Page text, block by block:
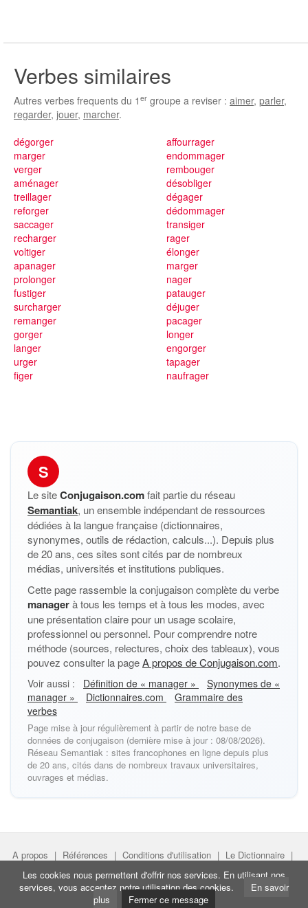
Verbes similaires
Autres verbes frequents du 1 er groupe a reviser : aimer, parler,
regarder, jouer, marcher.
dégorger
marger
verger
aménager
treillager
reforger
saccager
recharger
voltiger
affourrager
endommager
rembouger
désobliger
dégager
dédommager
transiger
rager
élonger
apanager
prolonger
fustiger
surcharger
remanger
gorger
langer
urger
figer
marger
nager
patauger
déjuger
pacager
longer
engorger
tapager
naufrager
S
Le siteConjugaison.comfait partie du réseau
Semantiak, un ensemble indépendant de ressources
dédiées à la langue française (dictionnaires,
synonymes, outils de rédaction, calculs...). Depuis plus
de 20 ans, ces sites sont cités par de nombreux
médias, universités et institutions publiques.
Cette page rassemble la conjugaison complète du verbe
managerà tous les temps et à tous les modes, avec
une présentation claire pour un usage scolaire,
professionnel ou personnel. Pour comprendre notre
méthode (sources, relectures, choix des tableaux), vous
pouvez consulter la pageA propos de Conjugaison.com.
Voir aussi : Définition de « manager »
Synonymes de «
manager »
Dictionnaires.com
Grammaire des
verbes
Page mise à jour régulièrement à partir de notre base de
données de conjugaison (dernière mise à jour : 08/08/2026).
Réseau Semantiak : sites francophones en ligne depuis plus
de 20 ans, cités dans de nombreux travaux universitaires,
ouvrages et médias.
A propos | Références | Conditions d'utilisation | Le Dictionnaire |
Faire un lien | Liens utiles
Directeur de projet :Nicolas Belotti- Copyright © Semantiak.com
Les cookies nous permettent d'offrir nos services. En utilisant nos
services, vous acceptez notre utilisation des cookies.
En savoir
plus
Fermer ce message